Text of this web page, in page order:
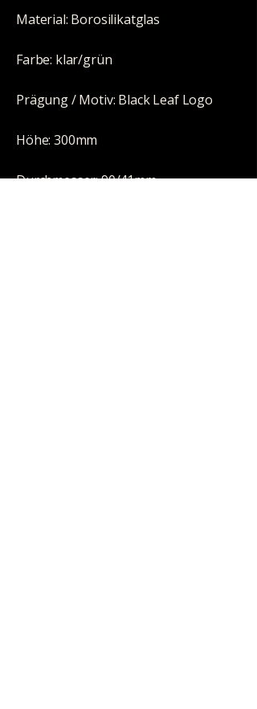
Material: Borosilikatglas
Farbe: klar/grün
Prägung / Motiv: Black Leaf Logo
Höhe: 300mm
Durchmesser: 90/41mm